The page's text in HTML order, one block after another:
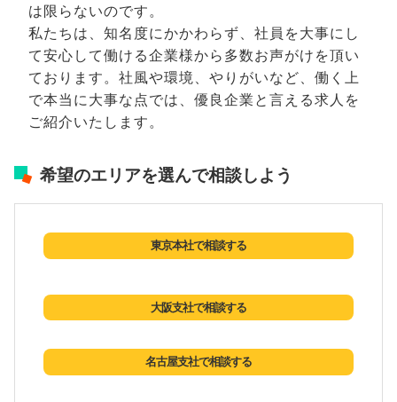
は限らないのです。
私たちは、知名度にかかわらず、社員を大事にし
て安心して働ける企業様から多数お声がけを頂い
ております。社風や環境、やりがいなど、働く上
で本当に大事な点では、優良企業と言える求人を
ご紹介いたします。
希望のエリアを選んで相談しよう
東京本社で相談する
大阪支社で相談する
名古屋支社で相談する